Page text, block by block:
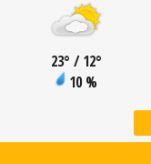
23° / 12°
10 %